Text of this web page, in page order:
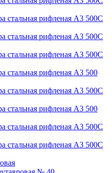
стальная рифленая А3 500С
стальная рифленая А3 500С
стальная рифленая А3 500С
стальная рифленая А3 500
стальная рифленая А3 500С
стальная рифленая А3 500
стальная рифленая А3 500С
стальная рифленая А3 500С